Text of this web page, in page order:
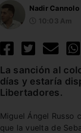
Nadir Cannolo
La sanción al
días y estaría
Libertadores.
Miguel Ángel Russo
que la vuelta de